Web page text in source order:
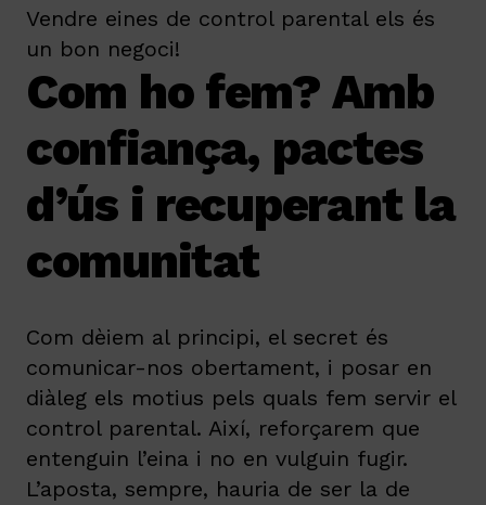
Vendre eines de control parental els és
un bon negoci!
Com ho fem? Amb
confiança, pactes
d’ús i recuperant la
comunitat
Com dèiem al principi, el secret és
comunicar-nos obertament, i posar en
diàleg els motius pels quals fem servir el
control parental. Així, reforçarem que
entenguin l’eina i no en vulguin fugir.
L’aposta, sempre, hauria de ser la de